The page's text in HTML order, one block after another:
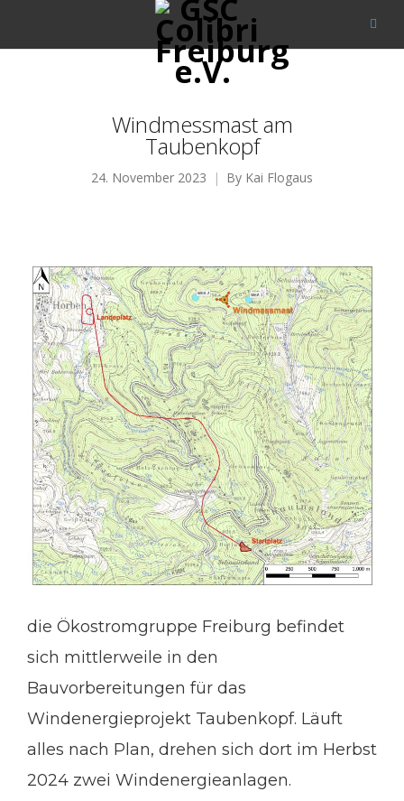
Windmessmast am
Taubenkopf
24. November 2023 By Kai Flogaus
die Ökostromgruppe Freiburg befindet
sich mittlerweile in den
Bauvorbereitungen für das
Windenergieprojekt Taubenkopf. Läuft
alles nach Plan, drehen sich dort im Herbst
2024 zwei Windenergieanlagen.